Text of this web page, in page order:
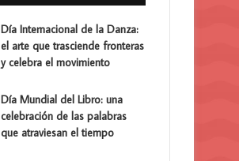
Día Internacional de la Danza:
el arte que trasciende fronteras
y celebra el movimiento
Día Mundial del Libro: una
celebración de las palabras
que atraviesan el tiempo